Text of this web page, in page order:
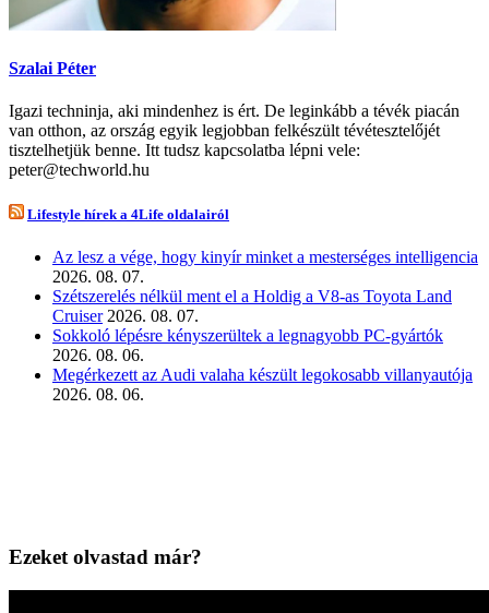
Szalai Péter
Igazi techninja, aki mindenhez is ért. De leginkább a tévék piacán
van otthon, az ország egyik legjobban felkészült tévétesztelőjét
tisztelhetjük benne. Itt tudsz kapcsolatba lépni vele:
peter@techworld.hu
Lifestyle hírek a 4Life oldalairól
Az lesz a vége, hogy kinyír minket a mesterséges intelligencia
2026. 08. 07.
Szétszerelés nélkül ment el a Holdig a V8-as Toyota Land
Cruiser 2026. 08. 07.
Sokkoló lépésre kényszerültek a legnagyobb PC-gyártók
2026. 08. 06.
Megérkezett az Audi valaha készült legokosabb villanyautója
2026. 08. 06.
Ezeket olvastad már?